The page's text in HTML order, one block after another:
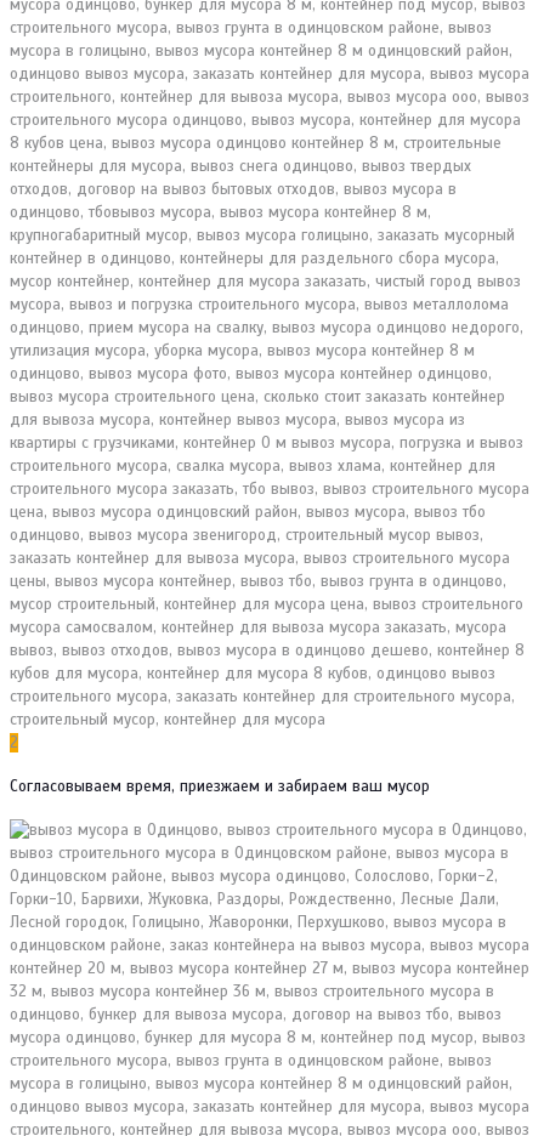
2
Согласовываем время, приезжаем и забираем ваш мусор